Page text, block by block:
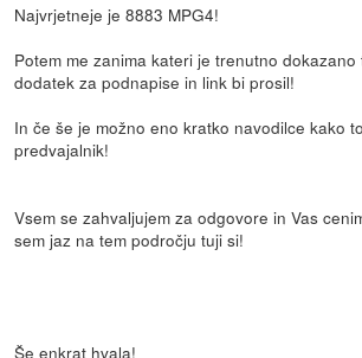
Najvrjetneje je 8883 MPG4!
Potem me zanima kateri je trenutno
dodatek za podnapise in link bi prosil!
In če še je možno eno kratko navodilce kako
predvajalnik!
Vsem se zahvaljujem za odgovore in Vas
sem jaz na tem področju tuji si!
Še enkrat hvala!